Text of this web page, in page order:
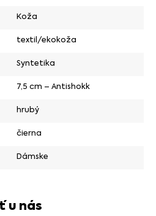
Koža
textil/ekokoža
Syntetika
7,5 cm – Antishokk
hrubý
čierna
Dámske
u nás